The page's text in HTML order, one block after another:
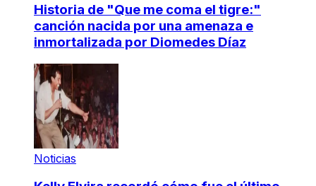
Historia de "Que me coma el tigre:"
canción nacida por una amenaza e
inmortalizada por Diomedes Díaz
Noticias